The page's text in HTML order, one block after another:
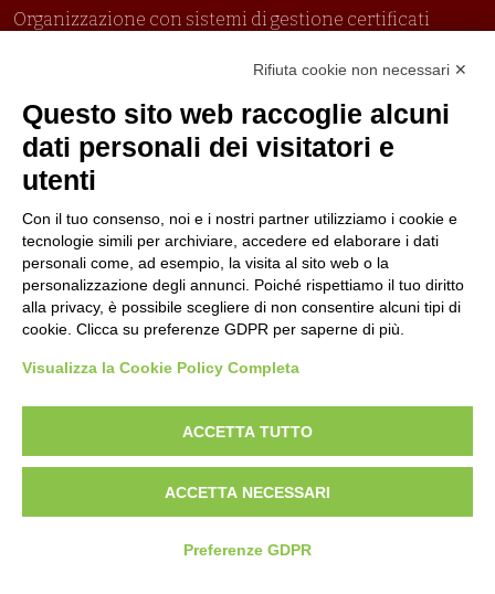
Organizzazione con sistemi di gestione certificati
Politica per la parità di genere
Politica antibullismo
Piè di pagina
Contatti
Lavora con noi
Amministrazione
Seguici su
Rifiuta cookie non necessari ✕
Questo sito web raccoglie alcuni
dati personali dei visitatori e
utenti
Con il tuo consenso, noi e i nostri partner utilizziamo i cookie e
tecnologie simili per archiviare, accedere ed elaborare i dati
personali come, ad esempio, la visita al sito web o la
personalizzazione degli annunci. Poiché rispettiamo il tuo diritto
alla privacy, è possibile scegliere di non consentire alcuni tipi di
cookie. Clicca su preferenze GDPR per saperne di più.
Visualizza la Cookie Policy Completa
ACCETTA TUTTO
ACCETTA NECESSARI
Preferenze GDPR